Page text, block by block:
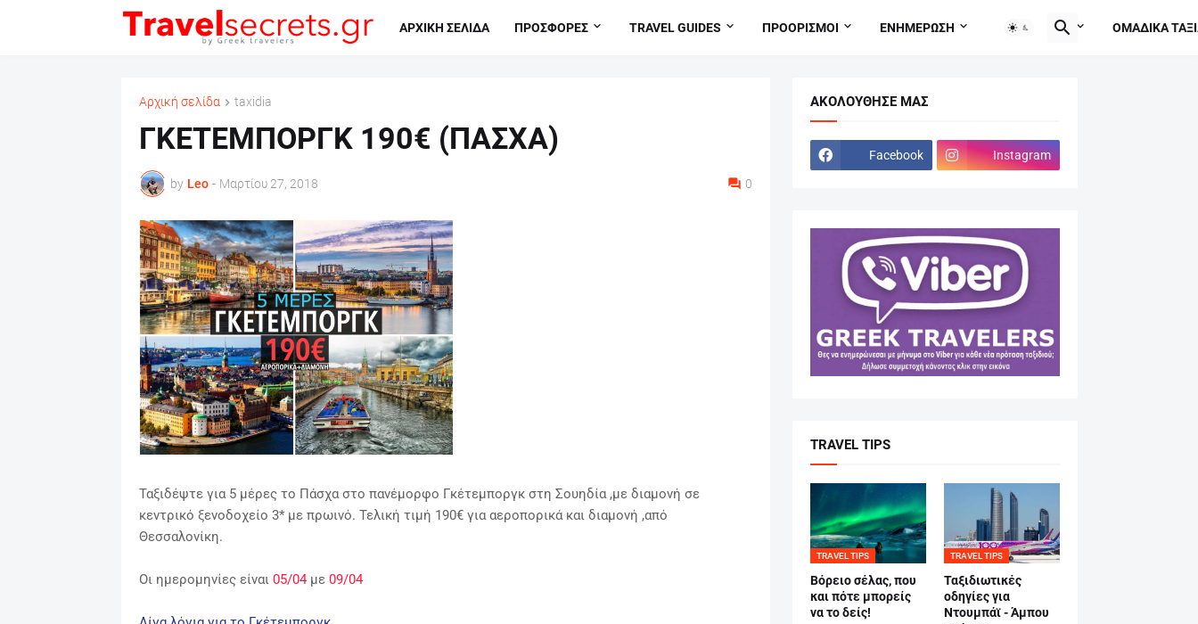
ΑΡΧΙΚΗ ΣΕΛΙΔΑ ΠΡΟΣΦΟΡΕΣ TRAVEL GUIDES ΠΡΟΟΡΙΣΜΟΙ ΕΝΗΜΕΡΩΣΗ TRAVEL TIPS ΟΜΑΔΙΚΑ
Αρχική σελίδα taxidia
ΓΚΕΤΕΜΠΟΡΓΚ 190€ (ΠΑΣΧΑ)
by Leo - Μαρτίου 27, 2018 0
Ταξιδέψτε για 5 μέρες το Πάσχα στο πανέμορφο Γκέτεμποργκ στη Σουηδία ,με διαμονή σε
κεντρικό ξενοδοχείο 3* με πρωινό. Τελική τιμή 190€ για αεροπορικά και διαμονή ,από
Θεσσαλονίκη.
Οι ημερομηνίες είναι 05/04 με 09/04
ΑΚΟΛΟΎΘΗΣΕ ΜΑΣ
Facebook Instagram
TRAVEL TIPS
TRAVEL TIPS
Βόρειο σέλας, που
και πότε μπορείς
να το δείς!
TRAVEL TIPS
Ταξιδιωτικές
οδηγίες για
Ντουμπάϊ - Άμπου